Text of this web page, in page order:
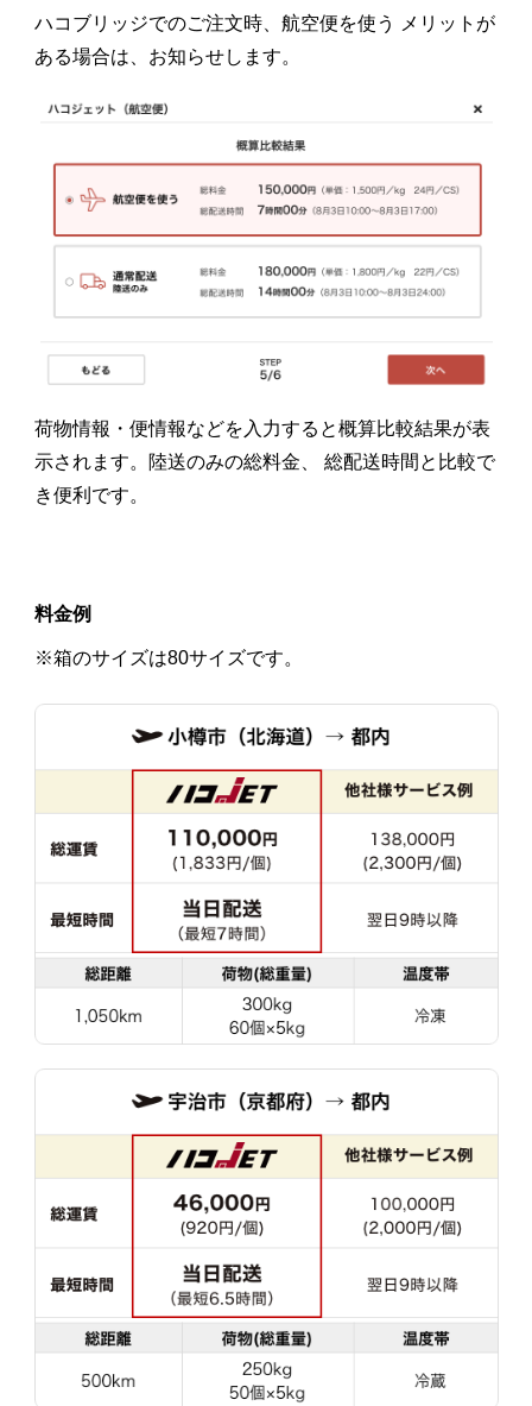
ハコブリッジでのご注文時、航空便を使う メリットが
ある場合は、お知らせします。
荷物情報・便情報などを入力すると概算比較結果が表
示されます。陸送のみの総料金、 総配送時間と比較で
き便利です。
料金例
※箱のサイズは80サイズです。